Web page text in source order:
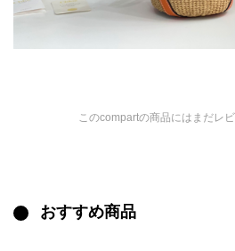
このcompartの商品にはまだレ
おすすめ商品